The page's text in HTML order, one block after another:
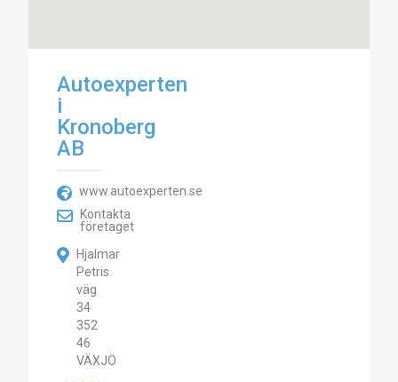
Autoexperten
i
Kronoberg
AB
www.autoexperten.se
Kontakta
företaget
Hjalmar
Petris
väg
34
352
46
VÄXJÖ